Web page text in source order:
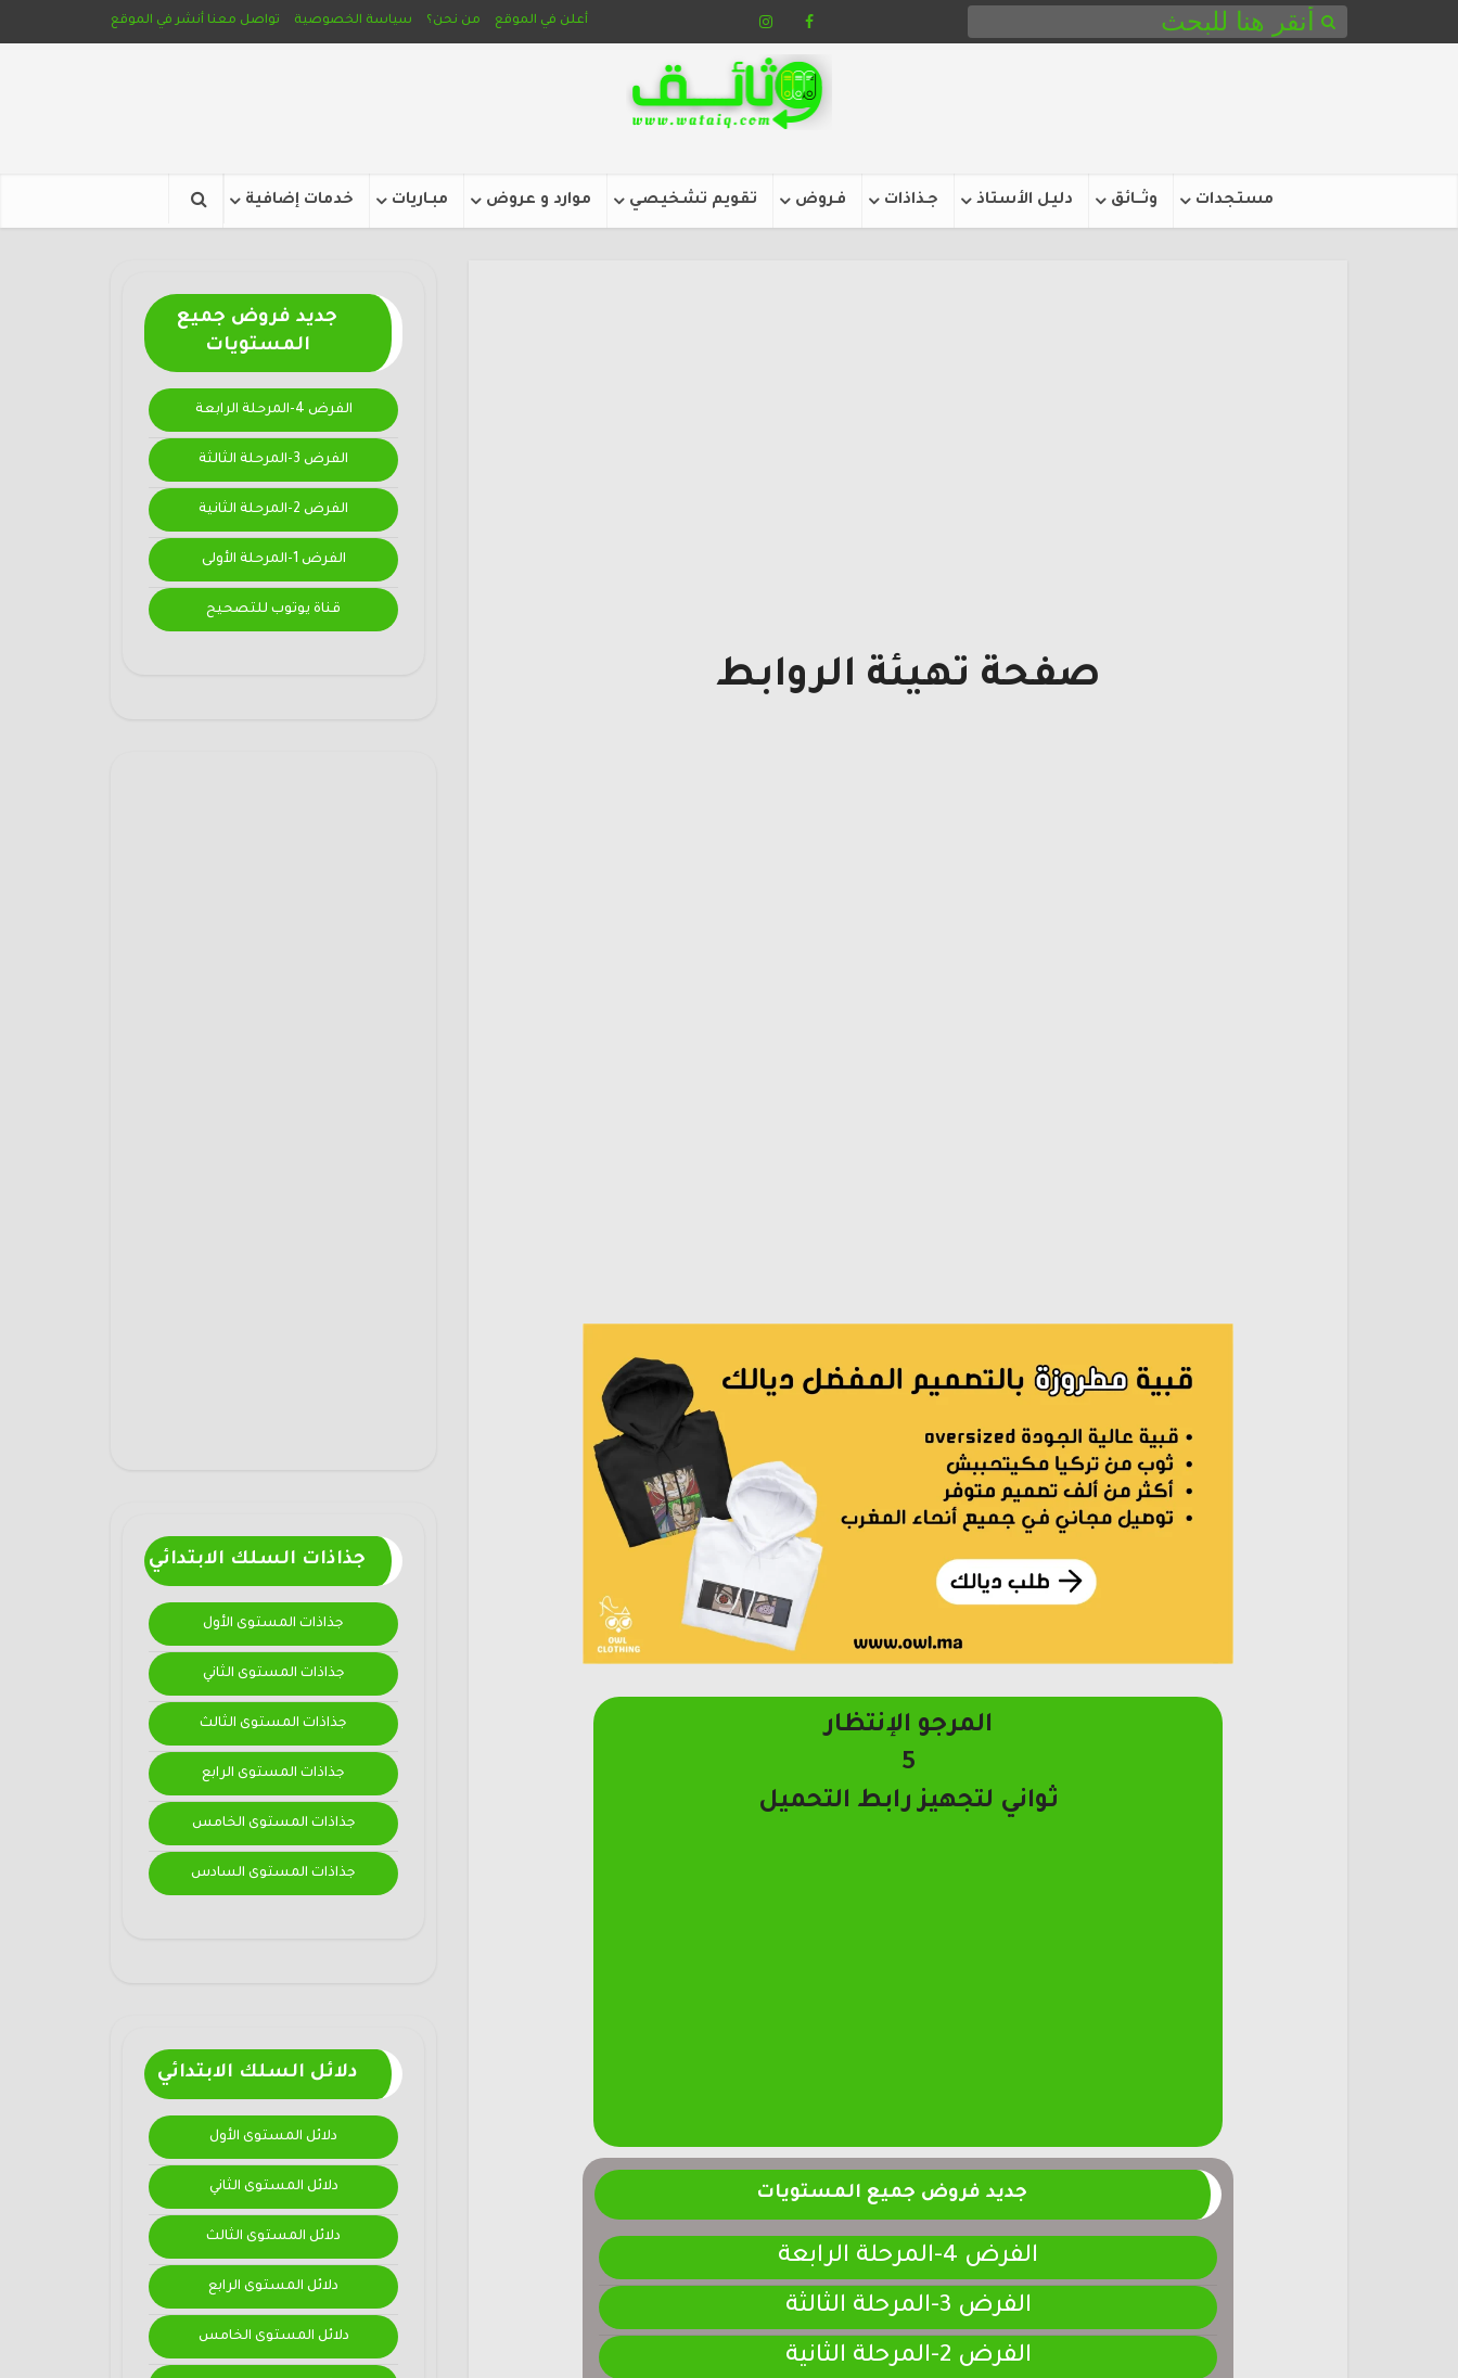
أعلن في الموقع من نحن؟ سياسة الخصوصية تواصل معنا أنشر في الموقع
مستجدات وثـــائق دليل الأستاذ جـذاذات فـروض تقويم تشخيصي موارد و عروض مبـاريات خدمات إضافية
جديد فروض جميع
المستويات
الفرض 4-المرحلة الرابعة
الفرض 3-المرحلة الثالثة
الفرض 2-المرحلة الثانية
الفرض 1-المرحلة الأولى
قناة يوتوب للتصحيح
جذاذات السلك الابتدائي
جذاذات المستوى الأول
جذاذات المستوى الثاني
جذاذات المستوى الثالث
جذاذات المستوى الرابع
جذاذات المستوى الخامس
جذاذات المستوى السادس
دلائل السلك الابتدائي
دلائل المستوى الأول
دلائل المستوى الثاني
دلائل المستوى الثالث
دلائل المستوى الرابع
دلائل المستوى الخامس
صفحة تهيئة الروابط
المرجو الإنتظار
4
ثواني لتجهيز رابط التحميل
جديد فروض جميع المستويات
الفرض 4-المرحلة الرابعة
الفرض 3-المرحلة الثالثة
الفرض 2-المرحلة الثانية